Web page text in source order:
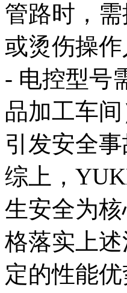
管路时，
或烫伤操作
- 电控型号
品加工车
引发安全事
综上，
生安全为
格落实上
定的性能